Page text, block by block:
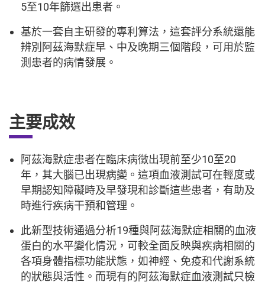
5至10年篩選出患者。
基於一套自主研發的專利算法，這套評分系統還能
辨別阿茲海默症早、中及晚期三個階段，可用於監
測患者的病情發展。
主要成效
阿茲海默症患者在臨床病徵出現前至少10至20
年，其大腦已出現病變。這項血液測試可在輕度或
早期認知障礙時及早發現和診斷這些患者，有助及
時進行疾病干預和管理。
此新型技術通過分析19種與阿茲海默症相關的血液
蛋白的水平變化情況，可較全面反映與疾病相關的
各項身體指標功能狀態，如神經、免疫和代謝系統
的狀態與活性。而現有的阿茲海默症血液測試只檢